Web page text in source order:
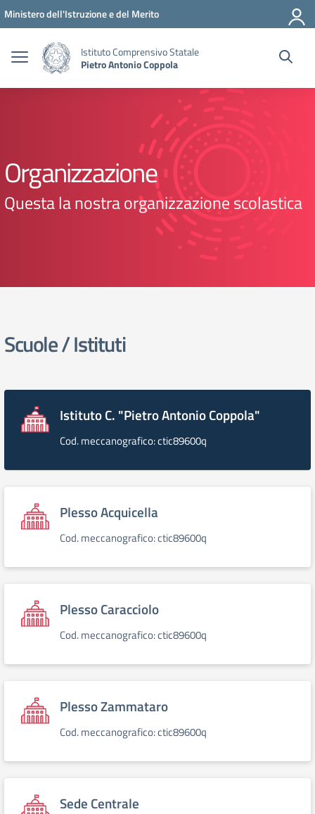
Vai ai contenuti
Vai al menu di navigazione
Vai al footer
Ministero dell'Istruzione e del Merito
Istituto Comprensivo Statale
Pietro Antonio Coppola
Organizzazione
Questa la nostra organizzazione scolastica
elenco degli organi
Scuole / Istituti
Istituto C. "Pietro Antonio Coppola"
Cod. meccanografico: ctic89600q
Plesso Acquicella
Cod. meccanografico: ctic89600q
Plesso Caracciolo
Cod. meccanografico: ctic89600q
Plesso Zammataro
Cod. meccanografico: ctic89600q
Sede Centrale